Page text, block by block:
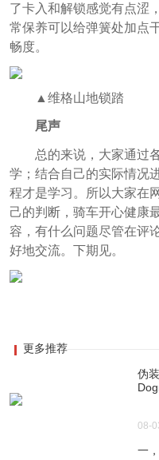
了卡入和解锁感觉有点涩
常保养可以给弹簧处加点
畅度。
▲维格山地锁踏
尾声
总的来说，大家通过
学；结合自己的实际情况
程才是学习。所以大家在
己的判断，骑车开心健康
容，有什么问题尽管在评
好地交流。下期见。
更多推荐
伪
08-
一